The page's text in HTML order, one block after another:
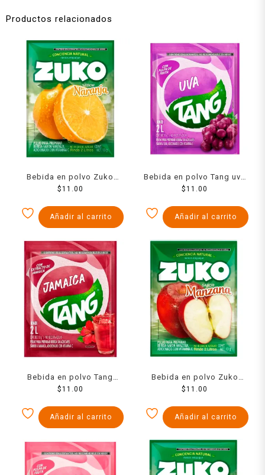
Productos relacionados
Bebida en polvo Zuko
sabor naranja 13 g
$11.00
Añadir al carrito
Bebida en polvo Tang uva
13 g
$11.00
Añadir al carrito
Bebida en polvo Tang
jamaica 13 g
$11.00
Añadir al carrito
Bebida en polvo Zuko
sabor manzana 13 g
$11.00
Añadir al carrito